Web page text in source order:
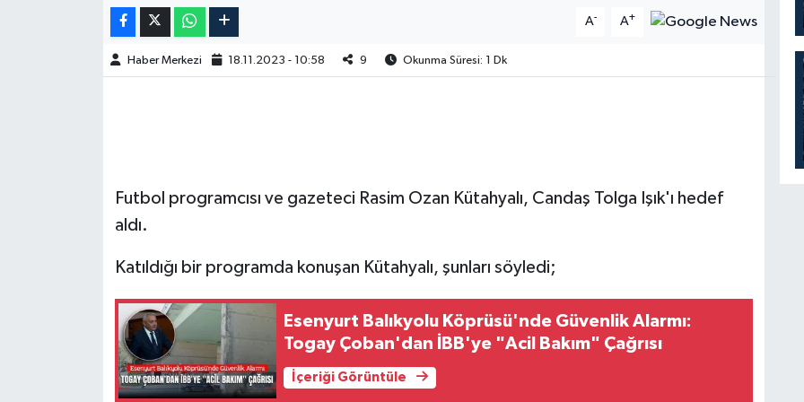
A- A+
Haber Merkezi 18.11.2023 - 10:58 9 Okunma Süresi: 1 Dk
Futbol programcısı ve gazeteci Rasim Ozan Kütahyalı, Candaş Tolga Işık'ı hedef
aldı.
Katıldığı bir programda konuşan Kütahyalı, şunları söyledi;
Esenyurt Balıkyolu Köprüsü'nde Güvenlik Alarmı:
Togay Çoban'dan İBB'ye "Acil Bakım" Çağrısı
İçeriği Görüntüle